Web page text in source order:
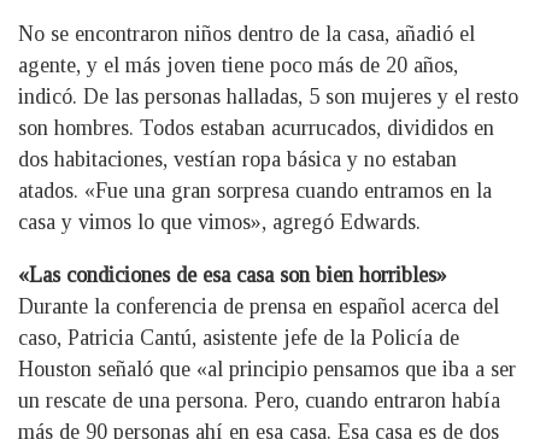
No se encontraron niños dentro de la casa, añadió el
agente, y el más joven tiene poco más de 20 años,
indicó. De las personas halladas, 5 son mujeres y el resto
son hombres. Todos estaban acurrucados, divididos en
dos habitaciones, vestían ropa básica y no estaban
atados. «Fue una gran sorpresa cuando entramos en la
casa y vimos lo que vimos», agregó Edwards.
«Las condiciones de esa casa son bien horribles»
Durante la conferencia de prensa en español acerca del
caso, Patricia Cantú, asistente jefe de la Policía de
Houston señaló que «al principio pensamos que iba a ser
un rescate de una persona. Pero, cuando entraron había
más de 90 personas ahí en esa casa. Esa casa es de dos